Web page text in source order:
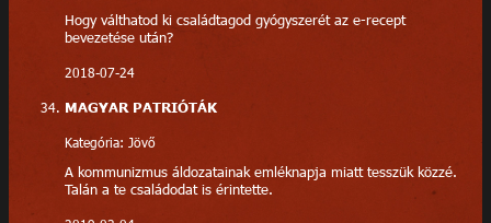
Hogy válthatod ki családtagod gyógyszerét az e-recept
bevezetése után?
2018-07-24
MAGYAR PATRIÓTÁK
Kategória: Jövő
A kommunizmus áldozatainak emléknapja miatt tesszük közzé.
Talán a te családodat is érintette.